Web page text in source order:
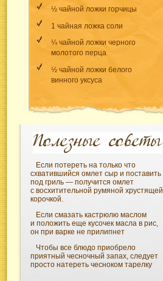
½ чайной ложки горчицы
1 чайная ложка соли
¼ чайной ложки черного
молотого перца
½ чайной ложки белого
винного уксуса
Если потереть на только что
схватившийся омлет сыр и поставить
под гриль — получится омлет
с восхитительной румяной хрустящей
корочкой.
Если смазать кастрюлю маслом
и положить еще кусочек масла в рис,
он при варке не прилипнет
Чтобы все блюдо приобрело
приятный чесночный запах, следует
просто натереть чесноком тарелку